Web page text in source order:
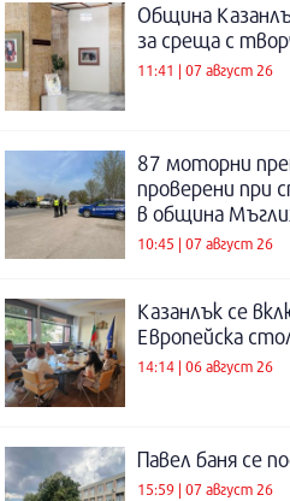
Община
за среща с
11:41 | 07 август 26
87 моторни
проверени при
в община
10:45 | 07 август 26
Казанлък се
Европейска
14:14 | 06 август 26
Павел баня се
15:59 | 07 август 26